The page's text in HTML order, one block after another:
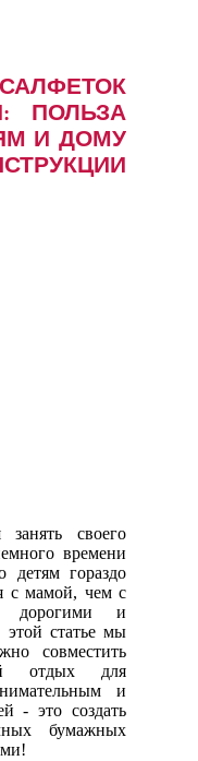
ПОЛЬЗА
И ДОМУ
занять своего
времени
детям гораздо
с мамой, чем с
дорогими и
статье мы
совместить
отдых для
и
- это создать
бумажных